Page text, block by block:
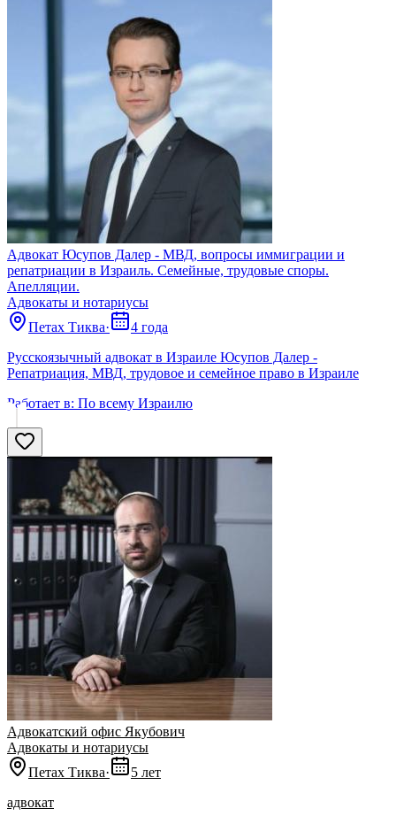
Адвокат Юсупов Далер - МВД, вопросы иммиграции и
репатриации в Израиль. Семейные, трудовые споры.
Апелляции.
Адвокаты и нoтариусы
Петах Тиква·
4 года
Русскоязычный адвокат в Израиле Юсупов Далер -
Репатриация, МВД, трудовое и семейное право в Израиле
Работает в: По всему Израилю
Адвокатский офис Якубович
Адвокаты и нoтариусы
Петах Тиква·
5 лет
адвокат